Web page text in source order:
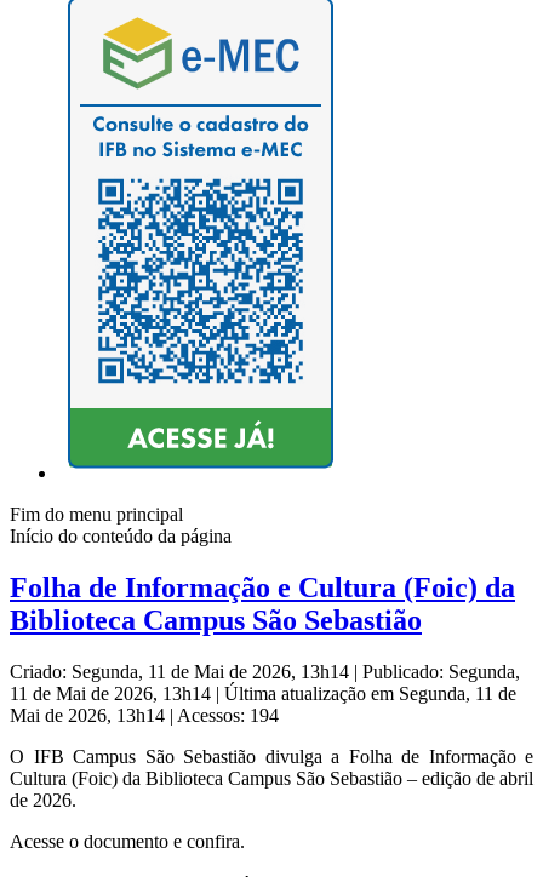
Fim do menu principal
Início do conteúdo da página
Folha de Informação e Cultura (Foic) da
Biblioteca Campus São Sebastião
Criado: Segunda, 11 de Mai de 2026, 13h14 | Publicado: Segunda,
11 de Mai de 2026, 13h14 | Última atualização em Segunda, 11 de
Mai de 2026, 13h14 | Acessos: 194
O IFB Campus São Sebastião divulga a Folha de Informação e
Cultura (Foic) da Biblioteca Campus São Sebastião – edição de abril
de 2026.
Acesse o documento e confira.